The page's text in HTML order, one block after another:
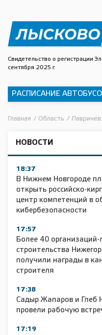
Свидетельство о регистрации
сентября 2025 г.
РАСПИСАНИЕ
Главная / Область /
НОВОСТИ
18:37
В Нижнем Новгороде
открыть российско-
центр компетенций в
кибербезопасности
17:57
Более 40 организаций-
строительства
получили награды в
строителя
17:38
Садыр Жапаров и Глеб
провели рабочую
17:19